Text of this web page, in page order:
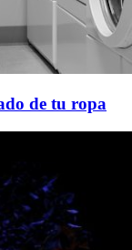
de tu ropa